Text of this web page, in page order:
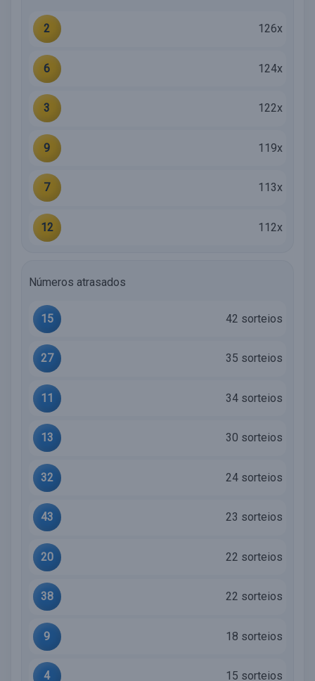
2 126x
6 124x
3 122x
9 119x
7 113x
12 112x
Números atrasados
15 42 sorteios
27 35 sorteios
11 34 sorteios
13 30 sorteios
32 24 sorteios
43 23 sorteios
20 22 sorteios
38 22 sorteios
9 18 sorteios
4 15 sorteios